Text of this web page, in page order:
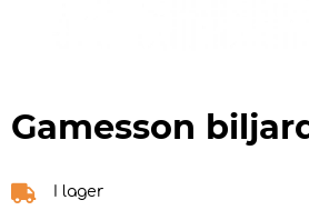
Gamesson
I lager